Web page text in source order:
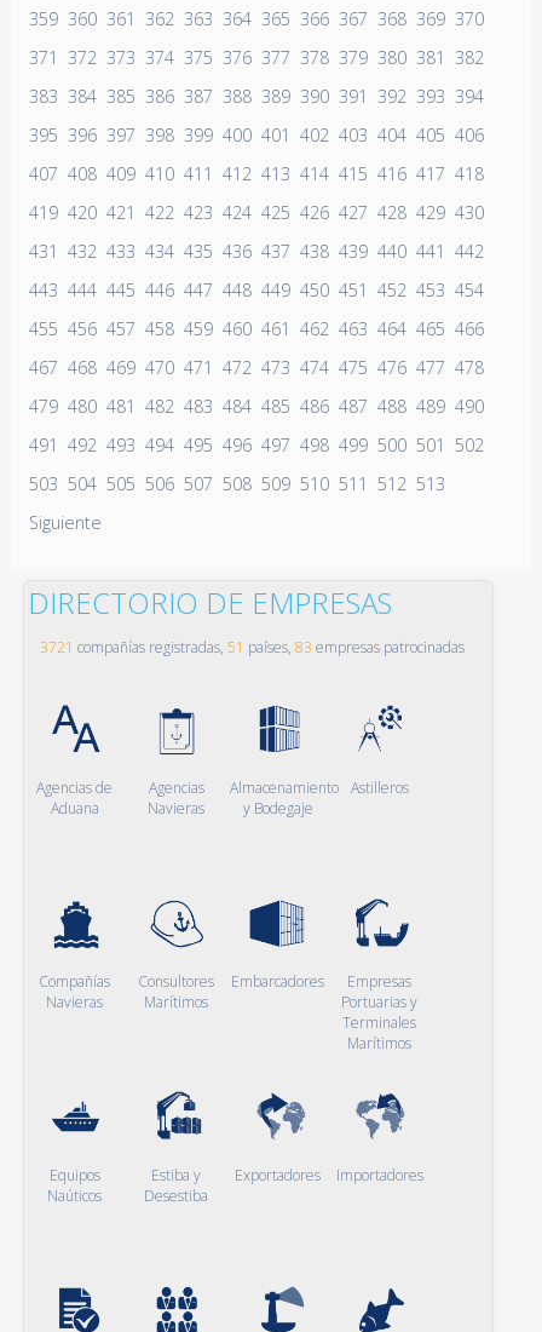
359 360 361 362 363 364 365 366 367 368 369 370
371
372 373 374 375 376 377 378 379 380 381
382
383 384 385 386 387 388 389 390 391 392 393 394
395 396 397 398 399 400 401 402 403 404 405 406
407 408 409 410 411 412 413 414 415 416 417 418
419 420 421 422 423 424 425 426 427 428 429 430
431 432 433 434 435 436 437 438 439 440 441 442
443 444 445 446 447 448 449 450 451 452 453 454
455 456 457 458 459 460 461 462 463 464 465 466
467 468 469 470 471 472 473 474 475 476 477 478
479 480 481 482 483 484 485 486 487 488 489 490
491 492 493 494 495 496 497 498 499 500 501 502
503 504 505 506 507 508 509 510 511 512 513
Siguiente
DIRECTORIO DE EMPRESAS
3721 compañías registradas, 51 países, 83 empresas patrocinadas
Agencias de
Aduana
Agencias
Navieras
Almacenamiento
y Bodegaje
Astilleros
Compañías
Navieras
Consultores
Marítimos
Embarcadores
Empresas
Portuarias y
Terminales
Marítimos
Equipos
Naúticos
Estiba y
Desestiba
Exportadores Importadores